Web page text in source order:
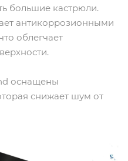
большие кастрюли.
антикоррозионными
облегчает
оснащены
снижает шум от